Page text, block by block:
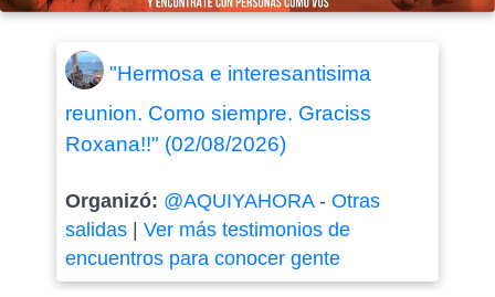
"Hermosa e interesantisima
reunion. Como siempre. Graciss
Roxana!!" (02/08/2026)
Organizó: @AQUIYAHORA- Otras
salidas| Ver más testimonios de
encuentros para conocer gente